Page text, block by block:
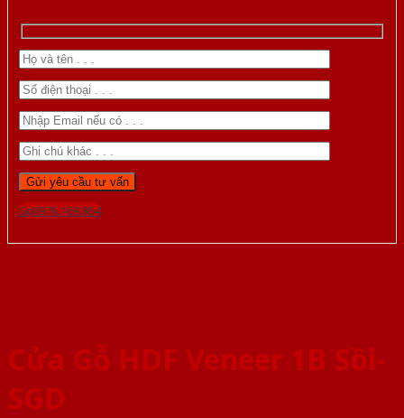
Gọi 0976.169.864
Cửa Gỗ HDF Veneer 1B Sồi-
SGD